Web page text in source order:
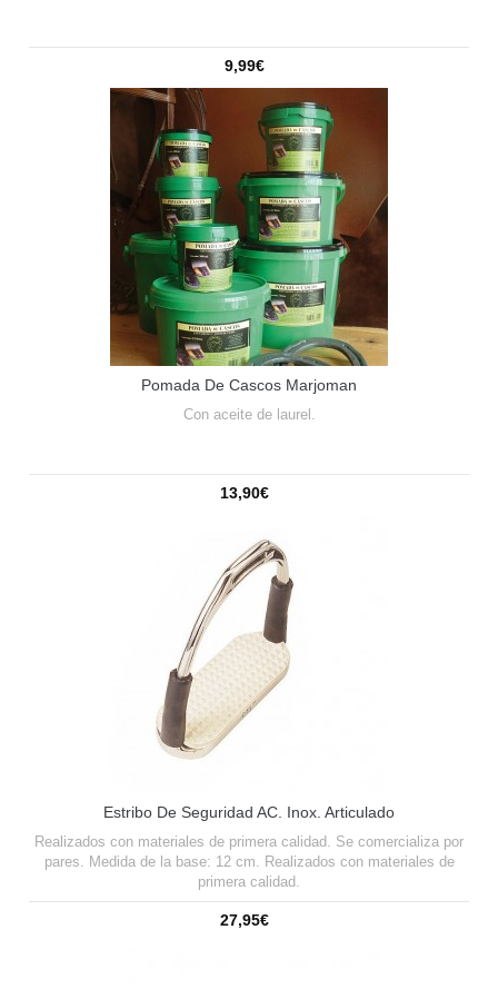
9,99€
Pomada De Cascos Marjoman
Con aceite de laurel.
13,90€
Estribo De Seguridad AC. Inox. Articulado
Realizados con materiales de primera calidad. Se comercializa por
pares. Medida de la base: 12 cm. Realizados con materiales de
primera calidad.
27,95€